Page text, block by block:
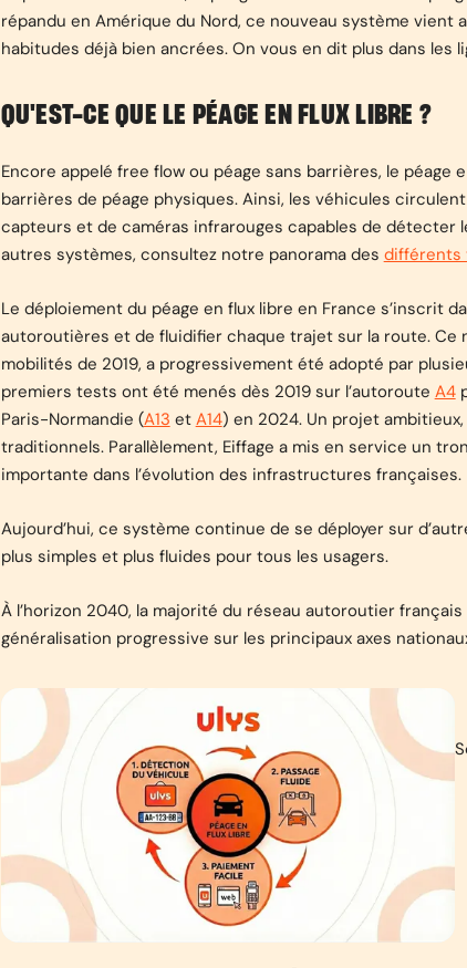
répandu en Amérique du Nord, ce nouveau système
habitudes déjà bien ancrées. On vous en dit plus dans les
QU'EST-CE QUE LE PÉAGE EN FLUX LIBRE ?
Encore appelé free flow ou péage sans barrières, le
barrières de péage physiques. Ainsi, les véhicules
capteurs et de caméras infrarouges capables de détecter
autres systèmes, consultez notre panorama des différents
Le déploiement du péage en flux libre en France s’inscrit
autoroutières et de fluidifier chaque trajet sur la route. Ce
mobilités de 2019, a progressivement été adopté par
premiers tests ont été menés dès 2019 sur l’autoroute A4
Paris-Normandie (A13 et A14) en 2024. Un projet
traditionnels. Parallèlement, Eiffage a mis en service un
importante dans l’évolution des infrastructures françaises.
Aujourd’hui, ce système continue de se déployer sur
plus simples et plus fluides pour tous les usagers.
À l’horizon 2040, la majorité du réseau autoroutier
généralisation progressive sur les principaux axes